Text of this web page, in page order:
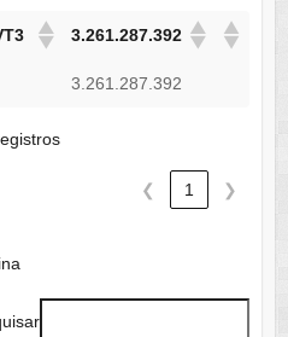
3.261.287.392
3.261.287.392
❮ 1 ❯